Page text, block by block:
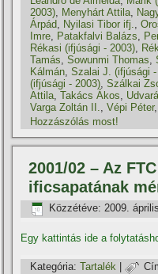
2003), Menyhárt Attila,
Árpád, Nyilasi Tibor ifj.,
Imre, Patakfalvi Balázs,
Rékasi (ifjúsági - 2003),
Tamás,Sowunmi Thomas,
Kálmán,Szalai J. (ifjúsági -
(ifjúsági - 2003),Szálkai
Attila,Takács Ákos,
Varga Zoltán II.,Vépi Péter
Hozzászólás most!
2001/02 – Az
ificsapatának
Közzétéve: 2009.
Egy kattintás ide a
Kategória: Tartalék |